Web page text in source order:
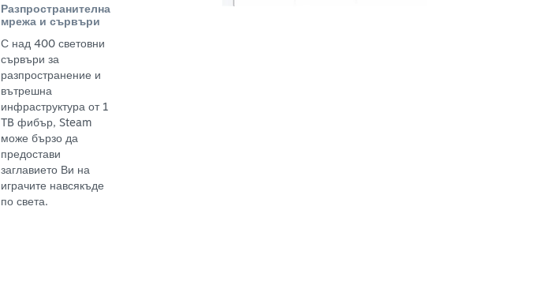
Разпространителна
мрежа и сървъри
С над 400 световни
сървъри за
разпространение и
вътрешна
инфраструктура от 1
TB фибър, Steam
може бързо да
предостави
заглавието Ви на
играчите навсякъде
по света.